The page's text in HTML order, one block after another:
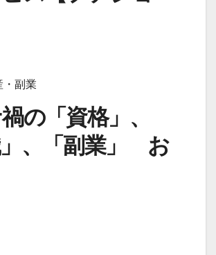
・副業
の「資格」、
」、「副業」 お